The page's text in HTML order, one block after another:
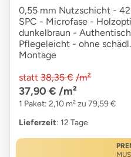
0,55 mm Nutzschicht -
SPC - Microfase -
dunkelbraun -
Pflegeleicht - ohne
Montage
statt 38,35 € /m²
37,90 € /m²
1 Paket: 2,10 m² zu 79,59 €
Lieferzeit: 12 Tage